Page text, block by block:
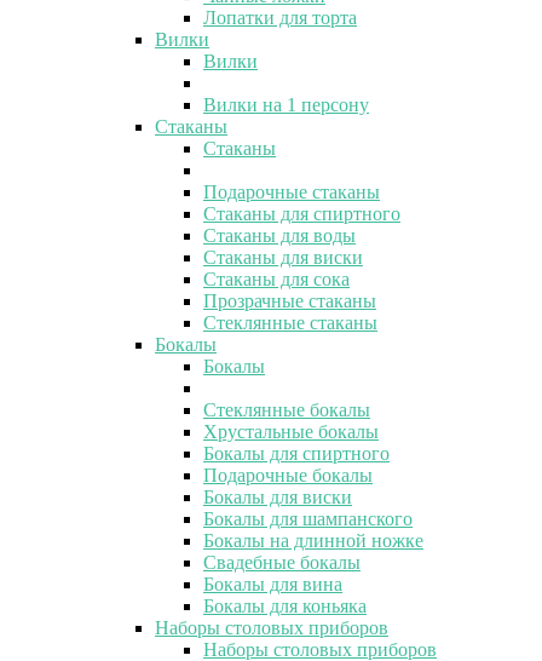
Лопатки для торта
Вилки
Вилки
Вилки на 1 персону
Стаканы
Стаканы
Подарочные стаканы
Стаканы для спиртного
Стаканы для воды
Стаканы для виски
Стаканы для сока
Прозрачные стаканы
Стеклянные стаканы
Бокалы
Бокалы
Стеклянные бокалы
Хрустальные бокалы
Бокалы для спиртного
Подарочные бокалы
Бокалы для виски
Бокалы для шампанского
Бокалы на длинной ножке
Свадебные бокалы
Бокалы для вина
Бокалы для коньяка
Наборы столовых приборов
Наборы столовых приборов